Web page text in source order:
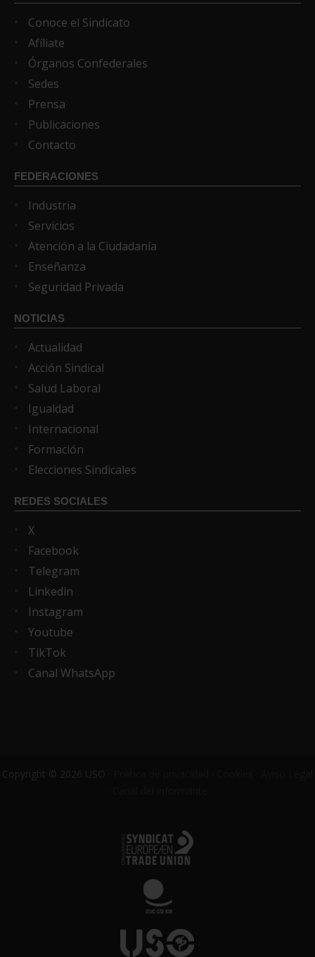
Conoce el Sindicato
Afíliate
Órganos Confederales
Sedes
Prensa
Publicaciones
Contacto
FEDERACIONES
Industria
Servicios
Atención a la Ciudadanía
Enseñanza
Seguridad Privada
NOTICIAS
Actualidad
Acción Sindical
Salud Laboral
Igualdad
Internacional
Formación
Elecciones Sindicales
REDES SOCIALES
X
Facebook
Telegram
Linkedin
Instagram
Youtube
TikTok
Canal WhatsApp
Copyright © 2026 USO ·